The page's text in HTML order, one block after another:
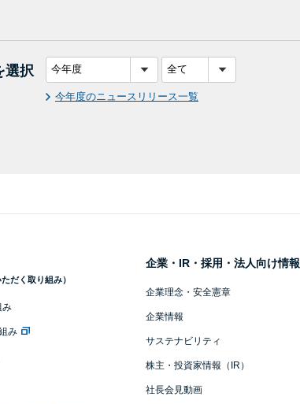
選択
今年度のニュースリリース一覧
だく取り組み）
み
み
企業・IR・採用・法人向け情報
企業理念・安全憲章
企業情報
サステナビリティ
株主・投資家情報（IR）
社長会見動画